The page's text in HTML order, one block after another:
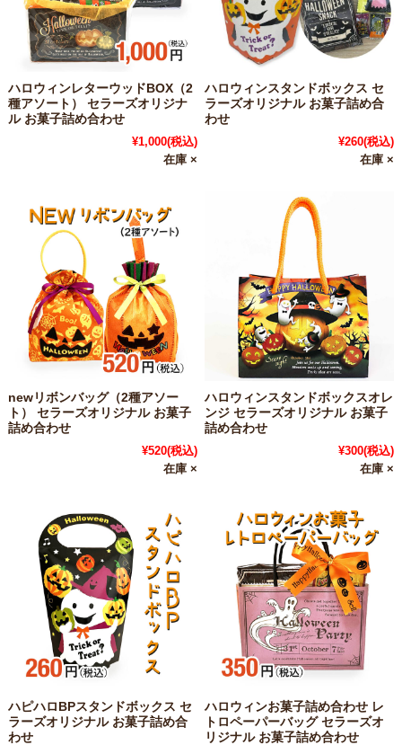
ハロウィンレターウッドBOX（2
種アソート） セラーズオリジナ
ル お菓子詰め合わせ
¥1,000(税込)
在庫 ×
ハロウィンスタンドボックス セ
ラーズオリジナル お菓子詰め合
わせ
¥260(税込)
在庫 ×
newリボンバッグ（2種アソー
ト） セラーズオリジナル お菓子
詰め合わせ
¥520(税込)
在庫 ×
ハロウィンスタンドボックスオレ
ンジ セラーズオリジナル お菓子
詰め合わせ
¥300(税込)
在庫 ×
ハピハロBPスタンドボックス セ
ラーズオリジナル お菓子詰め合
わせ
ハロウィンお菓子詰め合わせ レ
トロペーパーバッグ セラーズオ
リジナル お菓子詰め合わせ